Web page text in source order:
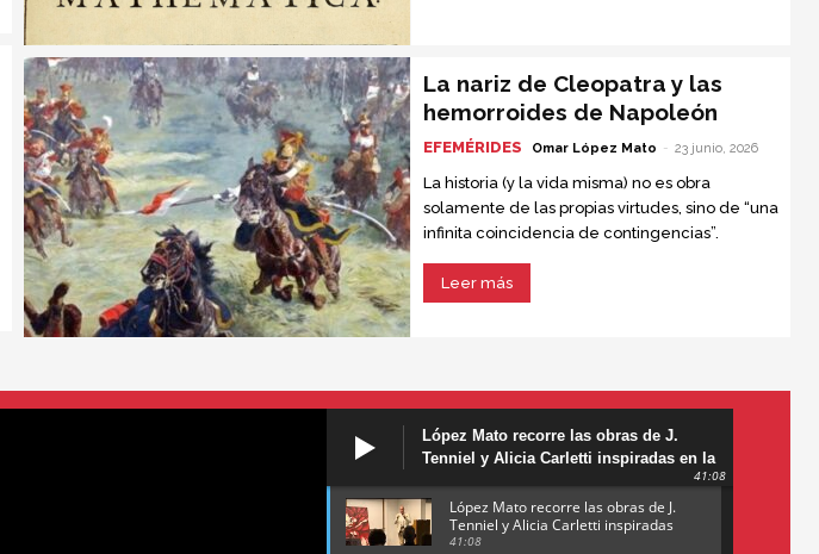
La nariz de Cleopatra y las
hemorroides de Napoleón
EFEMÉRIDES Omar López Mato - 23 junio, 2026
La historia (y la vida misma) no es obra
solamente de las propias virtudes, sino de “una
infinita coincidencia de contingencias”.
Leer más
López Mato recorre las obras de J.
Tenniel y Alicia Carletti inspiradas en la
41:08
López Mato recorre las obras de J.
Tenniel y Alicia Carletti inspiradas
en la obra de Lewis Carroll
41:08